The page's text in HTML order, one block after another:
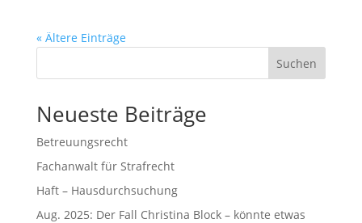
« Ältere Einträge
Suchen
Neueste Beiträge
Betreuungsrecht
Fachanwalt für Strafrecht
Haft – Hausdurchsuchung
Aug. 2025: Der Fall Christina Block – könnte etwas